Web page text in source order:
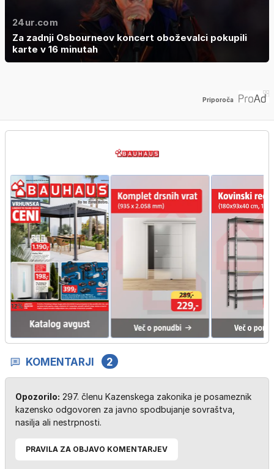
24ur.com
Za zadnji Osbourneov koncert oboževalci pokupili
karte v 16 minutah
Priporoča
KOMENTARJI 2
Opozorilo: 297. členu Kazenskega zakonika je posameznik
kazensko odgovoren za javno spodbujanje sovraštva,
nasilja ali nestrpnosti.
PRAVILA ZA OBJAVO KOMENTARJEV